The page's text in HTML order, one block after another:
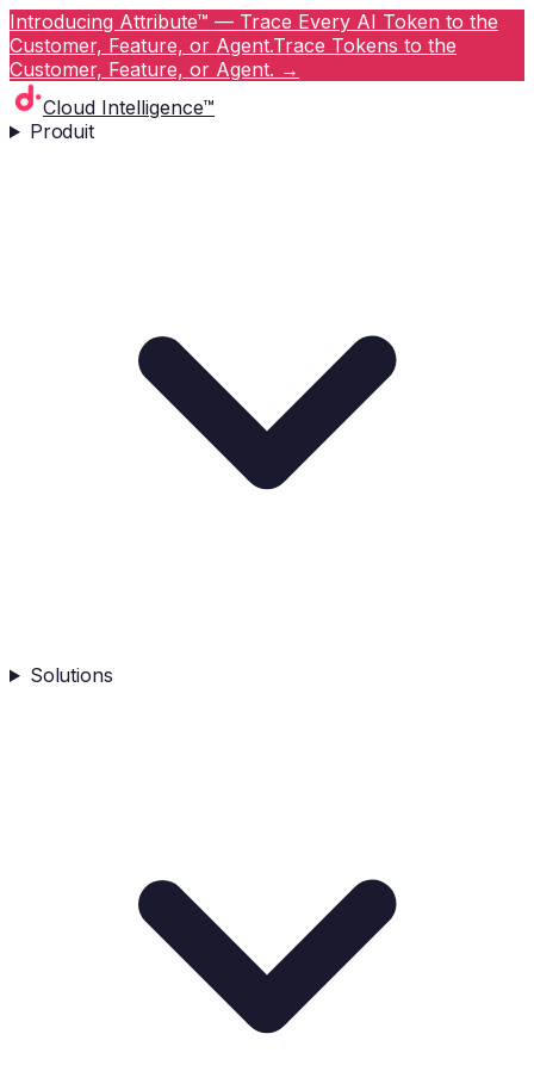
Introducing Attribute™ — Trace Every AI Token to the
Customer, Feature, or Agent.Trace Tokens to the
Customer, Feature, or Agent. →
Cloud Intelligence™
Produit
Solutions